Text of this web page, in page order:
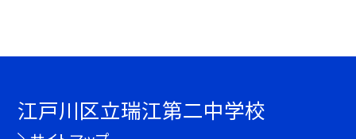
江戸川区立瑞江第二中学校